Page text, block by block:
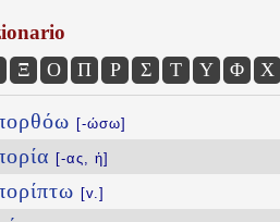
Ξ Ο Π Ρ Σ Τ Υ Φ Χ
[-ώσω]
[-ας, ἡ]
[v.]